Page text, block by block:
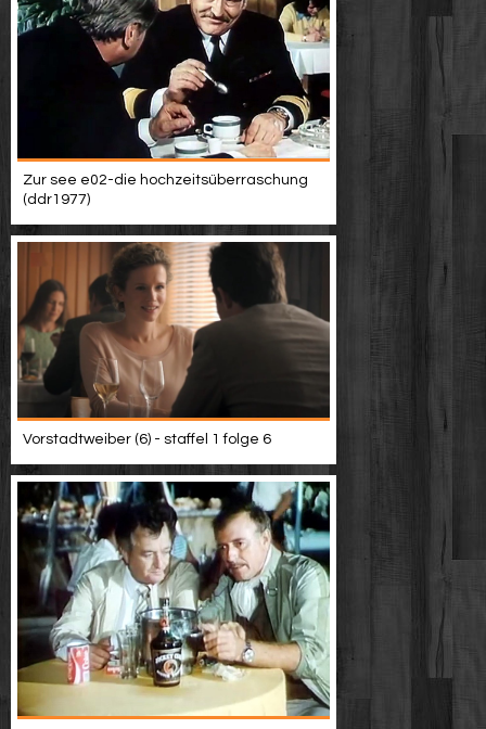
Zur see e02-die hochzeitsüberraschung
(ddr1977)
Vorstadtweiber (6) - staffel 1 folge 6